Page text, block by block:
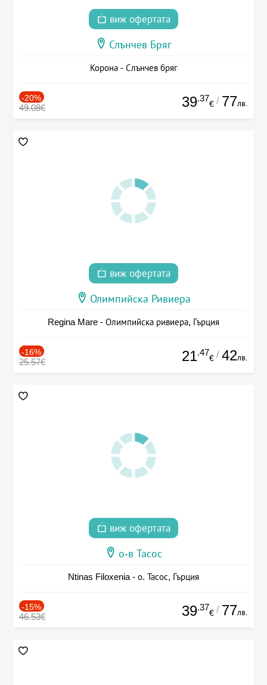
виж офертата
Слънчев Бряг
Корона - Слънчев бряг
-20%
49.08€ 39.37
€ / 77лв.
виж офертата
Олимпийска Ривиера
Regina Mare - Олимпийска ривиера, Гърция
-16%
25.57€ 21.47
€ / 42лв.
виж офертата
о-в Тасос
Ntinas Filoxenia - о. Тасос, Гърция
-15%
46.53€ 39.37
€ / 77лв.